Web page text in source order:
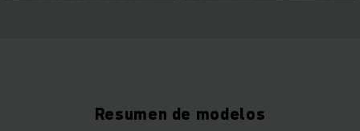
Resumen de modelos